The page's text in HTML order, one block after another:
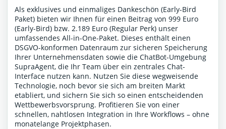
Als exklusives und einmaliges Dankeschön (Early-Bird
Paket) bieten wir Ihnen für einen Beitrag von 999 Euro
(Early-Bird) bzw. 2.189 Euro (Regular Perk) unser
umfassendes All-in-One-Paket. Dieses enthält einen
DSGVO-konformen Datenraum zur sicheren Speicherung
Ihrer Unternehmensdaten sowie die ChatBot-Umgebung
SupraAgent, die Ihr Team über ein zentrales Chat-
Interface nutzen kann. Nutzen Sie diese wegweisende
Technologie, noch bevor sie sich am breiten Markt
etabliert, und sichern Sie sich so einen entscheidenden
Wettbewerbsvorsprung. Profitieren Sie von einer
schnellen, nahtlosen Integration in Ihre Workflows – ohne
monatelange Projektphasen.